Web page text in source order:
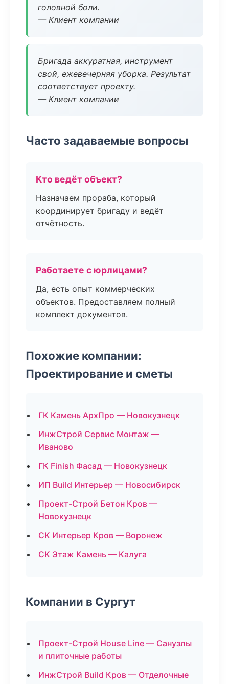
головной боли.
— Клиент компании
Бригада аккуратная, инструмент
свой, ежевечерняя уборка. Результат
соответствует проекту.
— Клиент компании
Часто задаваемые вопросы
Кто ведёт объект?
Назначаем прораба, который
координирует бригаду и ведёт
отчётность.
Работаете с юрлицами?
Да, есть опыт коммерческих
объектов. Предоставляем полный
комплект документов.
Похожие компании:
Проектирование и сметы
ГК Камень АрхПро — Новокузнецк
ИнжСтрой Сервис Монтаж —
Иваново
ГК Finish Фасад — Новокузнецк
ИП Build Интерьер — Новосибирск
Проект-Строй Бетон Кров —
Новокузнецк
СК Интерьер Кров — Воронеж
СК Этаж Камень — Калуга
Компании в Сургут
Проект-Строй House Line — Санузлы
и плиточные работы
ИнжСтрой Build Кров — Отделочные